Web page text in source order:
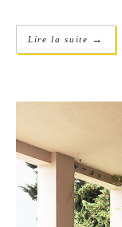
Lire la suite →